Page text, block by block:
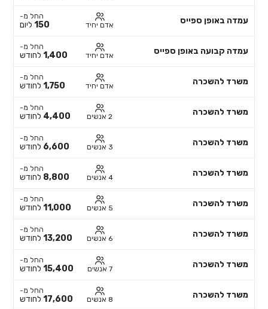
עמדה באופן ספייס אדם יחיד
החל מ-
150 ליום
עמדה קבועה באופן ספייס אדם יחיד
החל מ-
1,400 לחודש
משרד להשכרה אדם יחיד
החל מ-
1,750 לחודש
משרד להשכרה 2 אנשים
החל מ-
4,400 לחודש
משרד להשכרה 3 אנשים
החל מ-
6,600 לחודש
משרד להשכרה 4 אנשים
החל מ-
8,800 לחודש
משרד להשכרה 5 אנשים
החל מ-
11,000 לחודש
משרד להשכרה 6 אנשים
החל מ-
13,200 לחודש
משרד להשכרה 7 אנשים
החל מ-
15,400 לחודש
משרד להשכרה 8 אנשים
החל מ-
17,600 לחודש